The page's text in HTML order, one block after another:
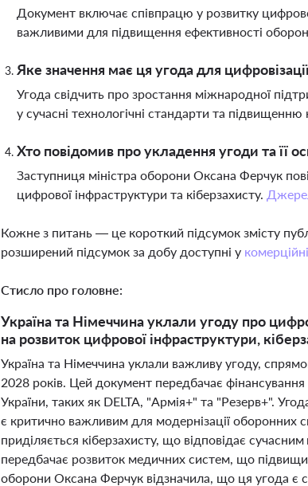
Документ включає співпрацю у розвитку
важливими для підвищення ефективності
Яке значення має ця угода для
Угода свідчить про зростання міжнародної
у сучасні технологічні стандарти та підвищенню
Хто повідомив про укладення угоди та її
Заступниця міністра оборони Оксана Ферчук
цифрової інфраструктури та кіберзахисту.
Кожне з питань — це короткий підсумок змісту
розширений підсумок за добу доступні у
Стисло про головне:
Україна та Німеччина уклали угоду про
на розвиток цифрової інфраструктури,
Україна та Німеччина уклали важливу угоду,
2028 років. Цей документ передбачає
України, таких як DELTA, "Армія+" та "Резерв+".
є критично важливим для модернізації оборонних
приділяється кіберзахисту, що відповідає
передбачає розвиток медичних систем, що
оборони Оксана Ферчук відзначила, що ця угода є